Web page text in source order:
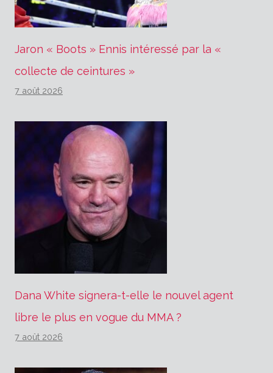
Jaron « Boots » Ennis intéressé par la «
collecte de ceintures »
7 août 2026
Dana White signera-t-elle le nouvel agent
libre le plus en vogue du MMA ?
7 août 2026